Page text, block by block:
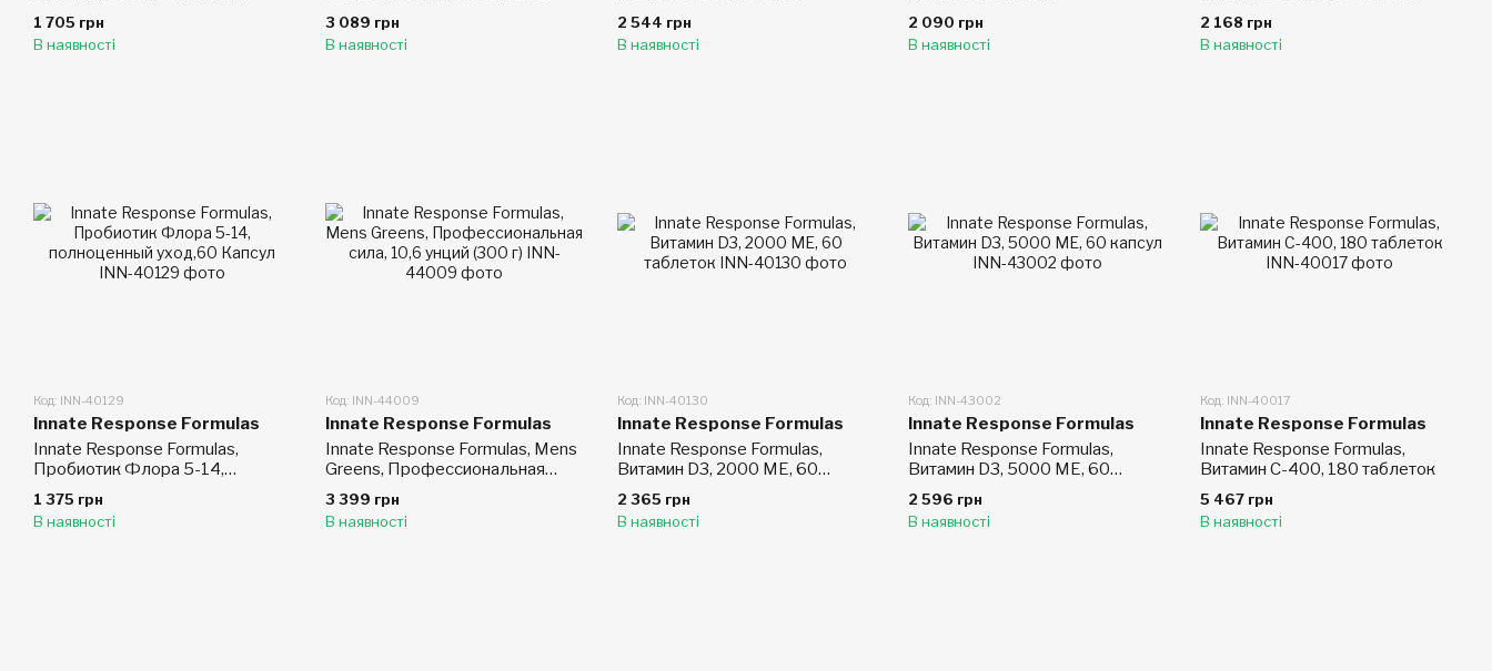
поживних речовин, 90 таблеток
1 705 грн
В наявності
3 089 грн
В наявності
2 544 грн
В наявності
2 090 грн
В наявності
унции (132 г)
2 168 грн
В наявності
Код: INN-40129
Innate Response Formulas
Innate Response Formulas,
Пробиотик Флора 5-14,
1 375 грн
В наявності
Код: INN-44009
Innate Response Formulas
Innate Response Formulas, Mens
Greens, Профессиональная
3 399 грн
В наявності
Код: INN-40130
Innate Response Formulas
Innate Response Formulas,
Витамин D3, 2000 МЕ, 60
2 365 грн
В наявності
Код: INN-43002
Innate Response Formulas
Innate Response Formulas,
Витамин D3, 5000 МЕ, 60
2 596 грн
В наявності
Код: INN-40017
Innate Response Formulas
Innate Response Formulas,
Витамин C-400, 180 таблеток
5 467 грн
В наявності